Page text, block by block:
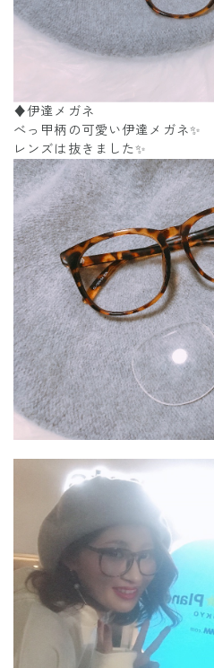
♦︎伊達メガネ
べっ甲柄の可愛い伊達メガネ✨
レンズは抜きました✨